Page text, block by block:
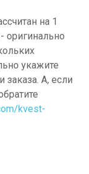
на 1
оригинально
укажите
А, если
kvest-